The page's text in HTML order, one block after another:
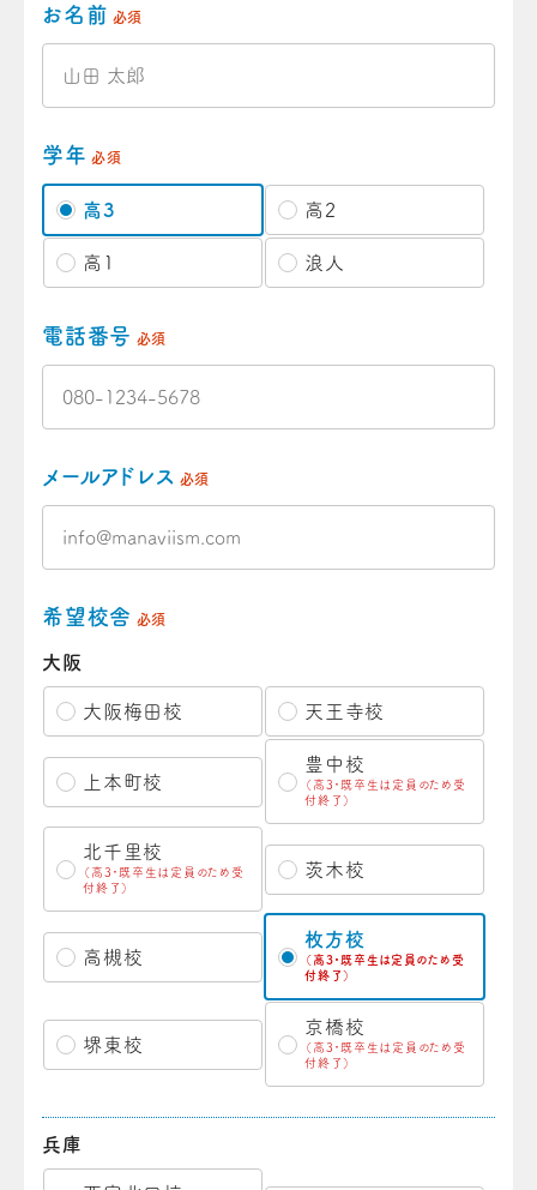
お名前 必須
学年 必須
高3 高2
高1 浪人
電話番号 必須
メールアドレス 必須
希望校舎 必須
大阪
大阪梅田校 天王寺校
上本町校
豊中校
（高3・既卒生は定員のため受
付終了）
北千里校
（高3・既卒生は定員のため受
付終了）
茨木校
高槻校
枚方校
（高3・既卒生は定員のため受
付終了）
堺東校
京橋校
（高3・既卒生は定員のため受
付終了）
兵庫